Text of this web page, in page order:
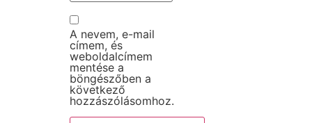
A nevem, e-mail
címem, és
weboldalcímem
mentése a
böngészőben a
következő
hozzászólásomhoz.